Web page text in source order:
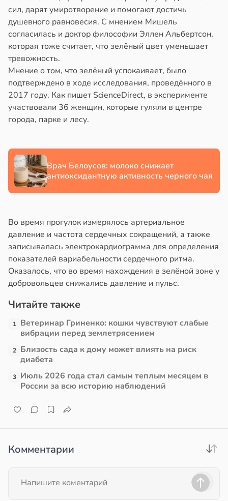
в20:58
в 19:27
в17:21
сил, дарят умиротворение и помогают достичь
душевного равновесия. С мнением Мишель
согласилась и доктор философии Эллен Альбертсон,
которая тоже считает, что зелёный цвет уменьшает
тревожность.
Мнение о том, что зелёный успокаивает, было
подтверждено в ходе исследования, проведённого в
2017 году. Как пишет ScienceDirect, в эксперименте
участвовали 36 женщин, которые гуляли в центре
города, парке и лесу.
Врач Белоусов: молоко снижает
антиоксидантную активность черного чая
Во время прогулок измерялось артериальное
давление и частота сердечных сокращений, а также
записывалась электрокардиограмма для определения
показателей вариабельности сердечного ритма.
Оказалось, что во время нахождения в зелёной зоне у
добровольцев снижались давление и пульс.
Читайте также
1 Ветеринар Гриненко: кошки чувствуют слабые
вибрации перед землетрясением
2 Близость сада к дому может влиять на риск
диабета
3 Июль 2026 года стал самым теплым месяцем в
России за всю историю наблюдений
Комментарии
19:20
19:13